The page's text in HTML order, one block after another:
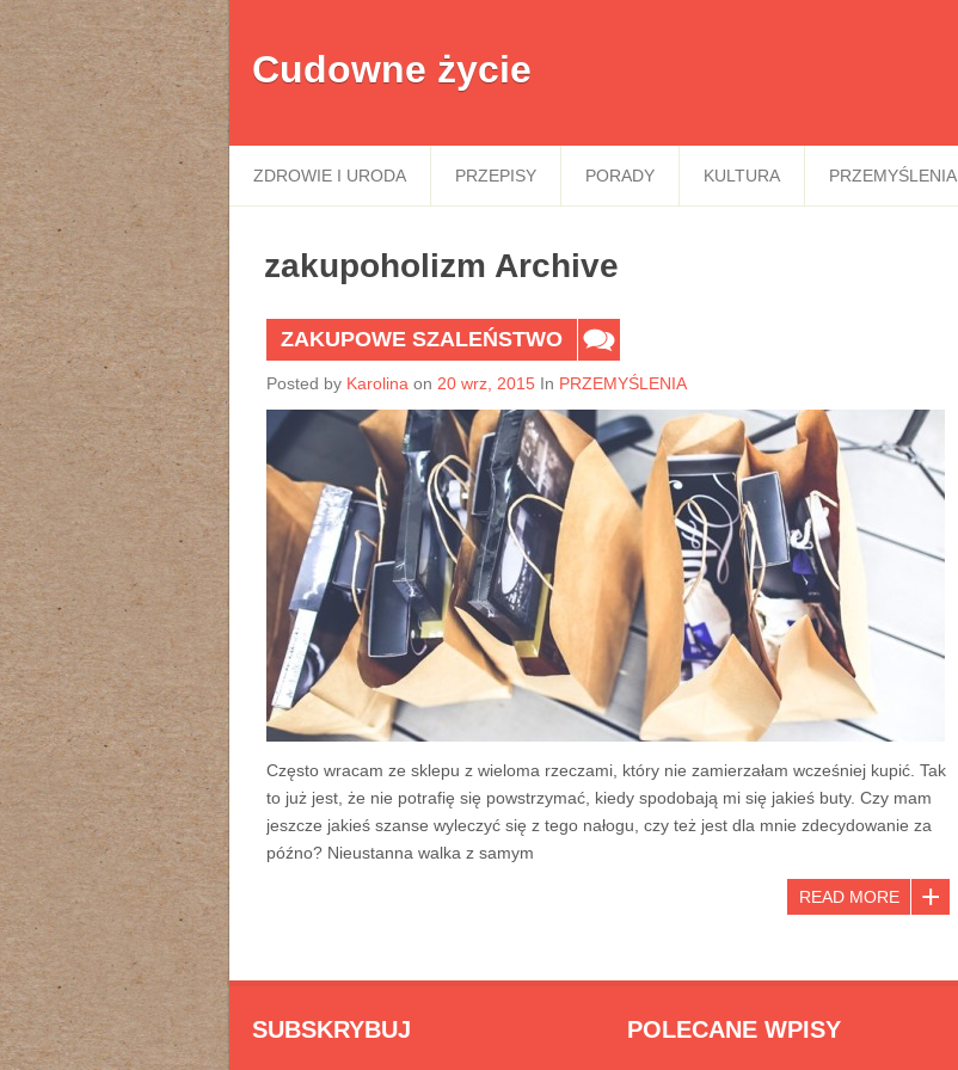
Cudowne życie
ZDROWIE I URODA PRZEPISY PORADY KULTURA PRZEMYŚLENIA
zakupoholizm Archive
ZAKUPOWE SZALEŃSTWO
Posted by Karolina on 20 wrz, 2015 In PRZEMYŚLENIA
Często wracam ze sklepu z wieloma rzeczami, który nie zamierzałam wcześniej kupić. Tak
to już jest, że nie potrafię się powstrzymać, kiedy spodobają mi się jakieś buty. Czy mam
jeszcze jakieś szanse wyleczyć się z tego nałogu, czy też jest dla mnie zdecydowanie za
późno? Nieustanna walka z samym
READ MORE
SUBSKRYBUJ POLECANE WPISY